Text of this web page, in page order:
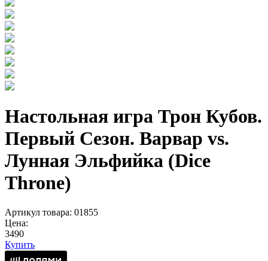
Настольная игра Трон Кубов.
Первый Сезон. Варвар vs.
Лунная Эльфийка (Dice
Throne)
Артикул товара: 01855
Цена:
3490
Купить